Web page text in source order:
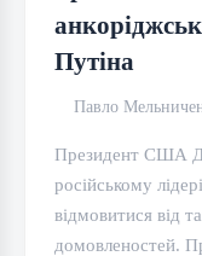
Путіна
Павло
Президент США
російському
відмовитися від
домовленостей.